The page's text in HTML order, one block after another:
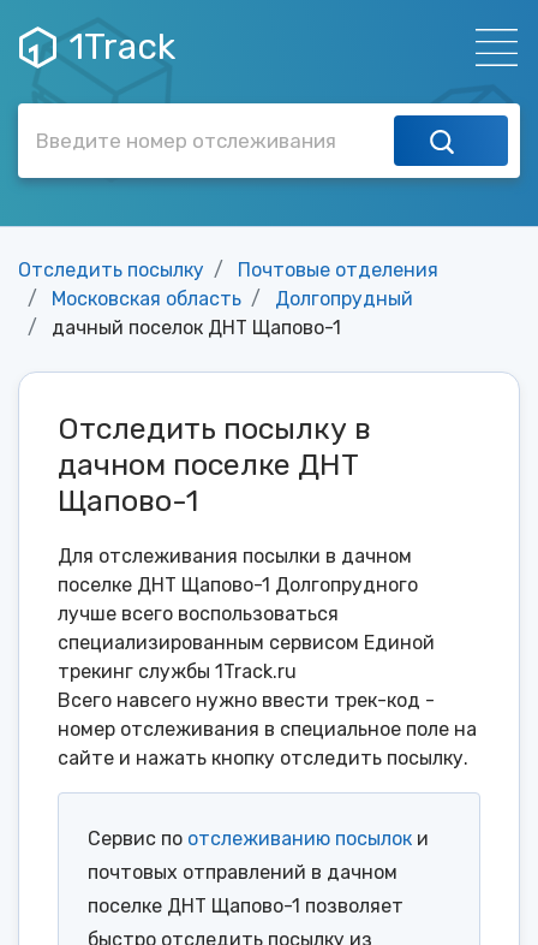
1Track
Отследить посылку
Почтовые отделения
Московская область
Долгопрудный
дачный поселок ДНТ Щапово-1
Отследить посылку в
дачном поселке ДНТ
Щапово-1
Для отслеживания посылки в дачном
поселке ДНТ Щапово-1 Долгопрудного
лучше всего воспользоваться
специализированным сервисом Единой
трекинг службы 1Track.ru
Всего навсего нужно ввести трек-код -
номер отслеживания в специальное поле на
сайте и нажать кнопку отследить посылку.
Сервис по отслеживанию посылок и
почтовых отправлений в дачном
поселке ДНТ Щапово-1 позволяет
быстро отследить посылку из